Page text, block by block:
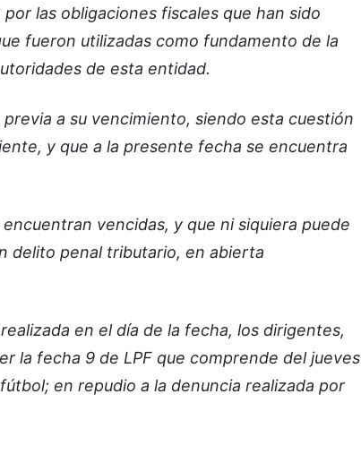
las obligaciones fiscales que han sido
fueron utilizadas como fundamento de la
de esta entidad.
a su vencimiento, siendo esta cuestión
y que a la presente fecha se encuentra
vencidas, y que ni siquiera puede
delito penal tributario, en abierta
en el día de la fecha, los dirigentes,
la fecha 9 de LPF que comprende del jueves
en repudio a la denuncia realizada por